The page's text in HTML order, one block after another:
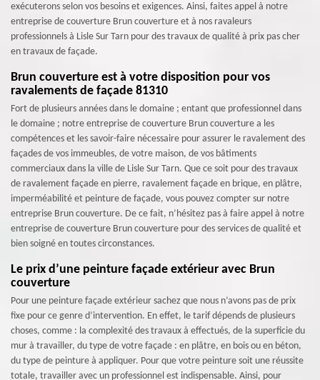
exécuterons selon vos besoins et exigences. Ainsi, faites appel à notre
entreprise de couverture Brun couverture et à nos ravaleurs
professionnels à Lisle Sur Tarn pour des travaux de qualité à prix pas cher
en travaux de façade.
Brun couverture est à votre disposition pour vos
ravalements de façade 81310
Fort de plusieurs années dans le domaine ; entant que professionnel dans
le domaine ; notre entreprise de couverture Brun couverture a les
compétences et les savoir-faire nécessaire pour assurer le ravalement des
façades de vos immeubles, de votre maison, de vos bâtiments
commerciaux dans la ville de Lisle Sur Tarn. Que ce soit pour des travaux
de ravalement façade en pierre, ravalement façade en brique, en plâtre,
imperméabilité et peinture de façade, vous pouvez compter sur notre
entreprise Brun couverture. De ce fait, n’hésitez pas à faire appel à notre
entreprise de couverture Brun couverture pour des services de qualité et
bien soigné en toutes circonstances.
Le prix d’une peinture façade extérieur avec Brun
couverture
Pour une peinture façade extérieur sachez que nous n’avons pas de prix
fixe pour ce genre d’intervention. En effet, le tarif dépends de plusieurs
choses, comme : la complexité des travaux à effectués, de la superficie du
mur à travailler, du type de votre façade : en plâtre, en bois ou en béton,
du type de peinture à appliquer. Pour que votre peinture soit une réussite
totale, travailler avec un professionnel est indispensable. Ainsi, pour